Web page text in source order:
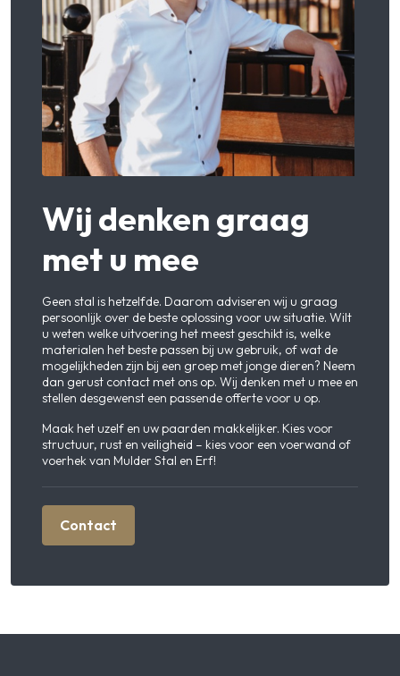
Wij denken graag
met u mee
Geen stal is hetzelfde. Daarom adviseren wij u graag
persoonlijk over de beste oplossing voor uw situatie. Wilt
u weten welke uitvoering het meest geschikt is, welke
materialen het beste passen bij uw gebruik, of wat de
mogelijkheden zijn bij een groep met jonge dieren? Neem
dan gerust contact met ons op. Wij denken met u mee en
stellen desgewenst een passende offerte voor u op.
Maak het uzelf en uw paarden makkelijker. Kies voor
structuur, rust en veiligheid – kies voor een voerwand of
voerhek van Mulder Stal en Erf!
Contact